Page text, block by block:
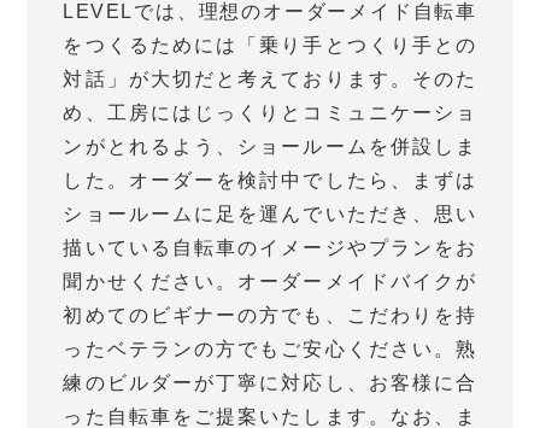
LEVELでは、理想のオーダーメイド自転車
をつくるためには「乗り手とつくり手との
対話」が大切だと考えております。そのた
め、工房にはじっくりとコミュニケーショ
ンがとれるよう、ショールームを併設しま
した。オーダーを検討中でしたら、まずは
ショールームに足を運んでいただき、思い
描いている自転車のイメージやプランをお
聞かせください。オーダーメイドバイクが
初めてのビギナーの方でも、こだわりを持
ったベテランの方でもご安心ください。熟
練のビルダーが丁寧に対応し、お客様に合
った自転車をご提案いたします。なお、ま